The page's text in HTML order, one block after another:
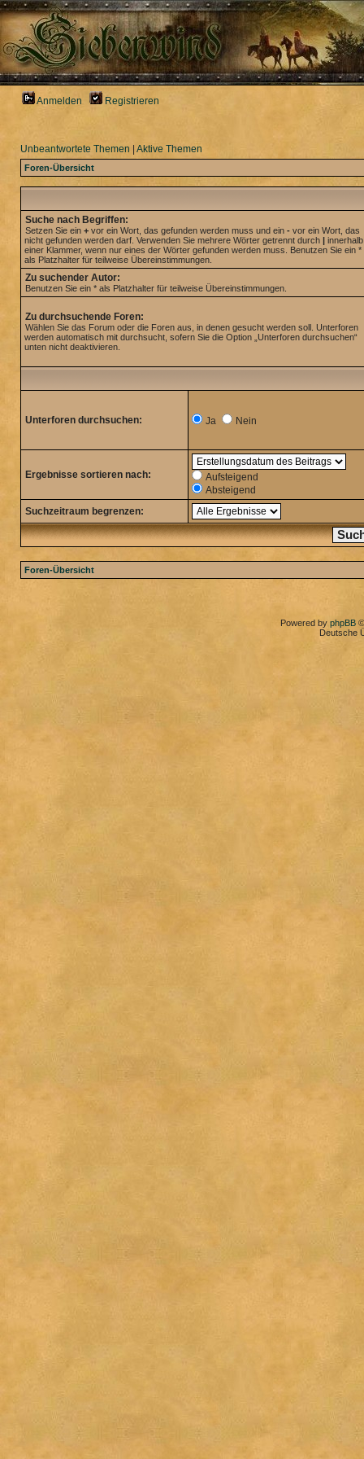
Anmelden Registrieren
Unbeantwortete Themen Aktive Themen
Foren-Übersicht
Suche nach Begriffen:
Setzen Sie ein + vor ein Wort, das gefunden werden muss und ein - vor ein Wort, das
nicht gefunden werden darf. Verwenden Sie mehrere Wörter getrennt durch | innerhalb
einer Klammer, wenn nur eines der Wörter gefunden werden muss. Benutzen Sie ein *
als Platzhalter für teilweise Übereinstimmungen.
Zu suchender Autor:
Benutzen Sie ein * als Platzhalter für teilweise Übereinstimmungen.
Zu durchsuchende Foren:
Wählen Sie das Forum oder die Foren aus, in denen gesucht werden soll. Unterforen
werden automatisch mit durchsucht, sofern Sie die Option „Unterforen durchsuchen“
unten nicht deaktivieren.
Unterforen durchsuchen: Ja Nein
Ergebnisse sortieren nach:
Aufsteigend
Absteigend
Suchzeitraum begrenzen:
Foren-Übersicht
Powered by phpBB
Deutsche